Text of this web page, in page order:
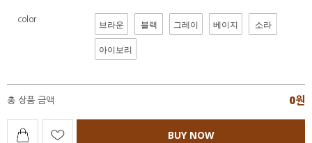
color 브라운 블랙 그레이 베이지 소라
아이보리
총 상품 금액 0원
BUY NOW